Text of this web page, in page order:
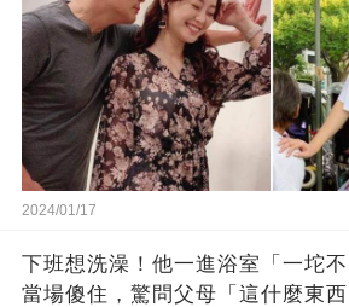
2024/01/17
下班想洗澡！他一進浴室「一坨不
當場傻住，驚問父母「這什麼東